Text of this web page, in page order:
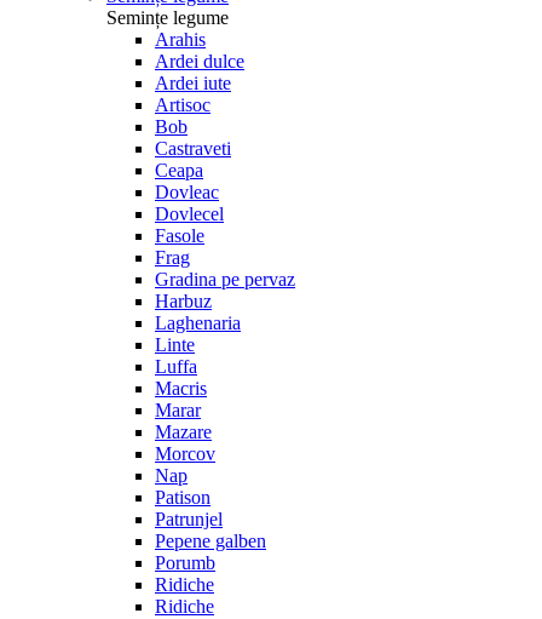
Semințe legume
Arahis
Ardei dulce
Ardei iute
Artisoc
Bob
Castraveti
Ceapa
Dovleac
Dovlecel
Fasole
Frag
Gradina pe pervaz
Harbuz
Laghenaria
Linte
Luffa
Macris
Marar
Mazare
Morcov
Nap
Patison
Patrunjel
Pepene galben
Porumb
Ridiche
Ridiche